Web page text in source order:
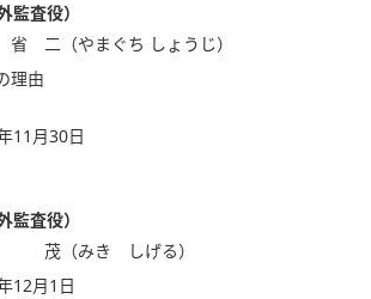
監査役）
二（やまぐち しょうじ）
理由
11月30日
監査役）
（みき しげる）
12月1日